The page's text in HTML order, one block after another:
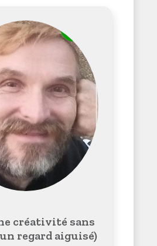
créativité sans
regard aiguisé)